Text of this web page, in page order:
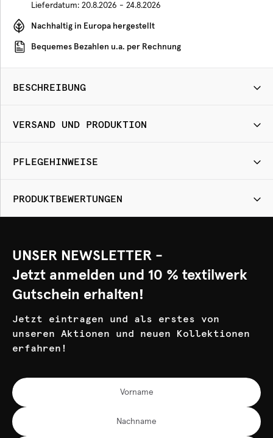
Lieferdatum: 20.8.2026 - 24.8.2026
Nachhaltig in Europa hergestellt
Bequemes Bezahlen u.a. per Rechnung
BESCHREIBUNG
VERSAND UND PRODUKTION
PFLEGEHINWEISE
PRODUKTBEWERTUNGEN
UNSER NEWSLETTER -
Jetzt anmelden und 10 % textilwerk
Gutschein erhalten!
Jetzt eintragen und als erstes von
unseren Aktionen und neuen Kollektionen
erfahren!